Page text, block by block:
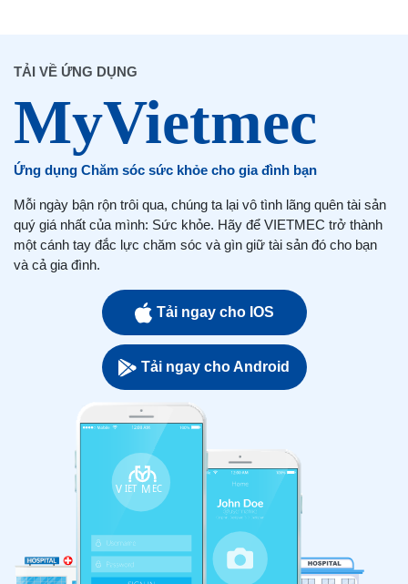
TẢI VỀ ỨNG DỤNG
Ứng dụng Chăm sóc sức khỏe cho gia đình bạn
Mỗi ngày bận rộn trôi qua, chúng ta lại vô tình lãng quên tài sản
quý giá nhất của mình: Sức khỏe. Hãy để VIETMEC trở thành
một cánh tay đắc lực chăm sóc và gìn giữ tài sản đó cho bạn
và cả gia đình.
Tải ngay cho IOS
Tải ngay cho Android